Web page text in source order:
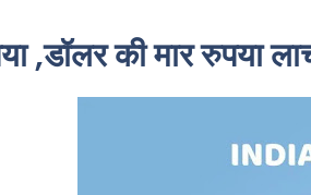
,डॉलर की मार रुपया